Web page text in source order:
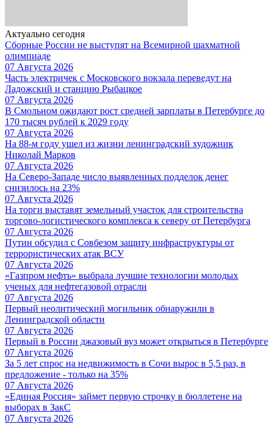
Актуально сегодня
Сборные России не выступят на Всемирной шахматной
олимпиаде
07 Августа 2026
Часть электричек с Московского вокзала переведут на
Ладожский и станцию Рыбацкое
07 Августа 2026
В Смольном ожидают рост средней зарплаты в Петербурге до
170 тысяч рублей к 2029 году
07 Августа 2026
На 88-м году ушел из жизни ленинградский художник
Николай Марков
07 Августа 2026
На Северо-Западе число выявленных подделок денег
снизилось на 23%
07 Августа 2026
На торги выставят земельный участок для строительства
торгово-логистического комплекса к северу от Петербурга
07 Августа 2026
Путин обсудил с Совбезом защиту инфраструктуры от
террористических атак ВСУ
07 Августа 2026
«Газпром нефть» выбрала лучшие технологии молодых
ученых для нефтегазовой отрасли
07 Августа 2026
Первый неолитический могильник обнаружили в
Ленинградской области
07 Августа 2026
Первый в России джазовый вуз может открыться в Петербурге
07 Августа 2026
За 5 лет спрос на недвижимость в Сочи вырос в 5,5 раз, в
предложение - только на 35%
07 Августа 2026
«Единая Россия» займет первую строчку в бюллетене на
выборах в ЗакС
07 Августа 2026